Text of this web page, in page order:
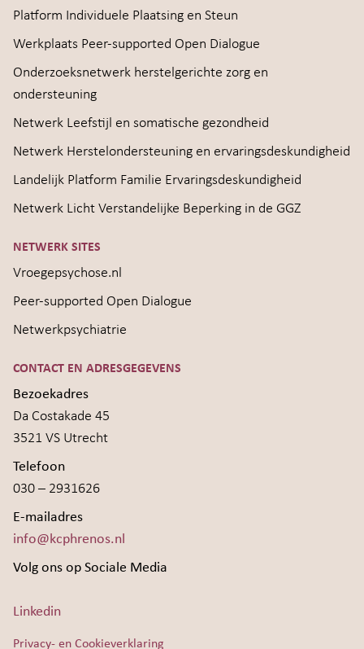
Platform Individuele Plaatsing en Steun
Werkplaats Peer-supported Open Dialogue
Onderzoeksnetwerk herstelgerichte zorg en
ondersteuning
Netwerk Leefstijl en somatische gezondheid
Netwerk Herstelondersteuning en ervaringsdeskundigheid
Landelijk Platform Familie Ervaringsdeskundigheid
Netwerk Licht Verstandelijke Beperking in de GGZ
NETWERK SITES
Vroegepsychose.nl
Peer-supported Open Dialogue
Netwerkpsychiatrie
CONTACT EN ADRESGEGEVENS
Bezoekadres
Da Costakade 45
3521 VS Utrecht
Telefoon
030 – 2931626
E-mailadres
info@kcphrenos.nl
Volg ons op Sociale Media
Linkedin
Privacy- en Cookieverklaring